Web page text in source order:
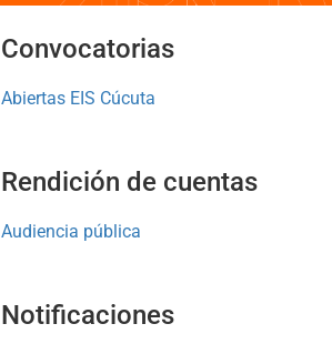
Convocatorias
Abiertas EIS Cúcuta
Rendición de cuentas
Audiencia pública
Notificaciones